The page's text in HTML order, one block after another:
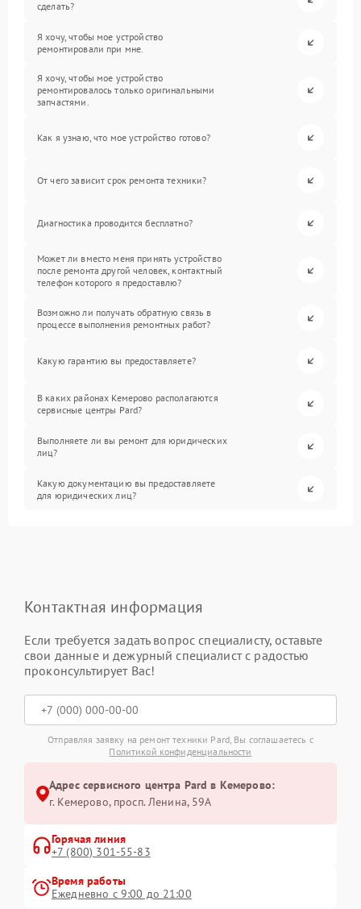
сделать?
Я хочу, чтобы мое устройство
ремонтировали при мне.
Я хочу, чтобы мое устройство
ремонтировалось только оригинальными
запчастями.
Как я узнаю, что мое устройство готово?
От чего зависит срок ремонта техники?
Диагностика проводится бесплатно?
Может ли вместо меня принять устройство
после ремонта другой человек, контактный
телефон которого я предоставлю?
Возможно ли получать обратную связь в
процессе выполнения ремонтных работ?
Какую гарантию вы предоставляете?
В каких районах Кемерово располагаются
сервисные центры Pard?
Выполняете ли вы ремонт для юридических
лиц?
Какую документацию вы предоставляете
для юридических лиц?
Контактная информация
Если требуется задать вопрос специалисту, оставьте
свои данные и дежурный специалист с радостью
проконсультирует Вас!
Отправляя заявку на ремонт техники Pard, Вы соглашаетесь с
Политикой конфиденциальности
Адрес сервисного центра Pard в Кемерово:
г. Кемерово, просп. Ленина, 59А
Горячая линия
+7 (800) 301-55-83
Время работы
Ежедневно с 9:00 до 21:00